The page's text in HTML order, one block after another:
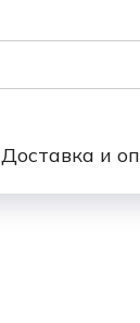
Доставка и